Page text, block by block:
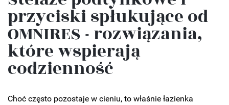
przyciski spłukujące od
OMNIRES - rozwiązania,
które wspierają
codzienność
Choć często pozostaje w cieniu, to właśnie łazienka